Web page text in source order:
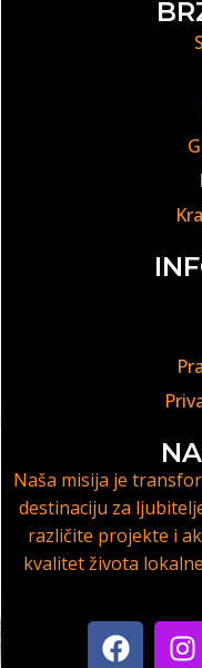
Naša misija je
destinaciju za
različite projekte i
kvalitet života